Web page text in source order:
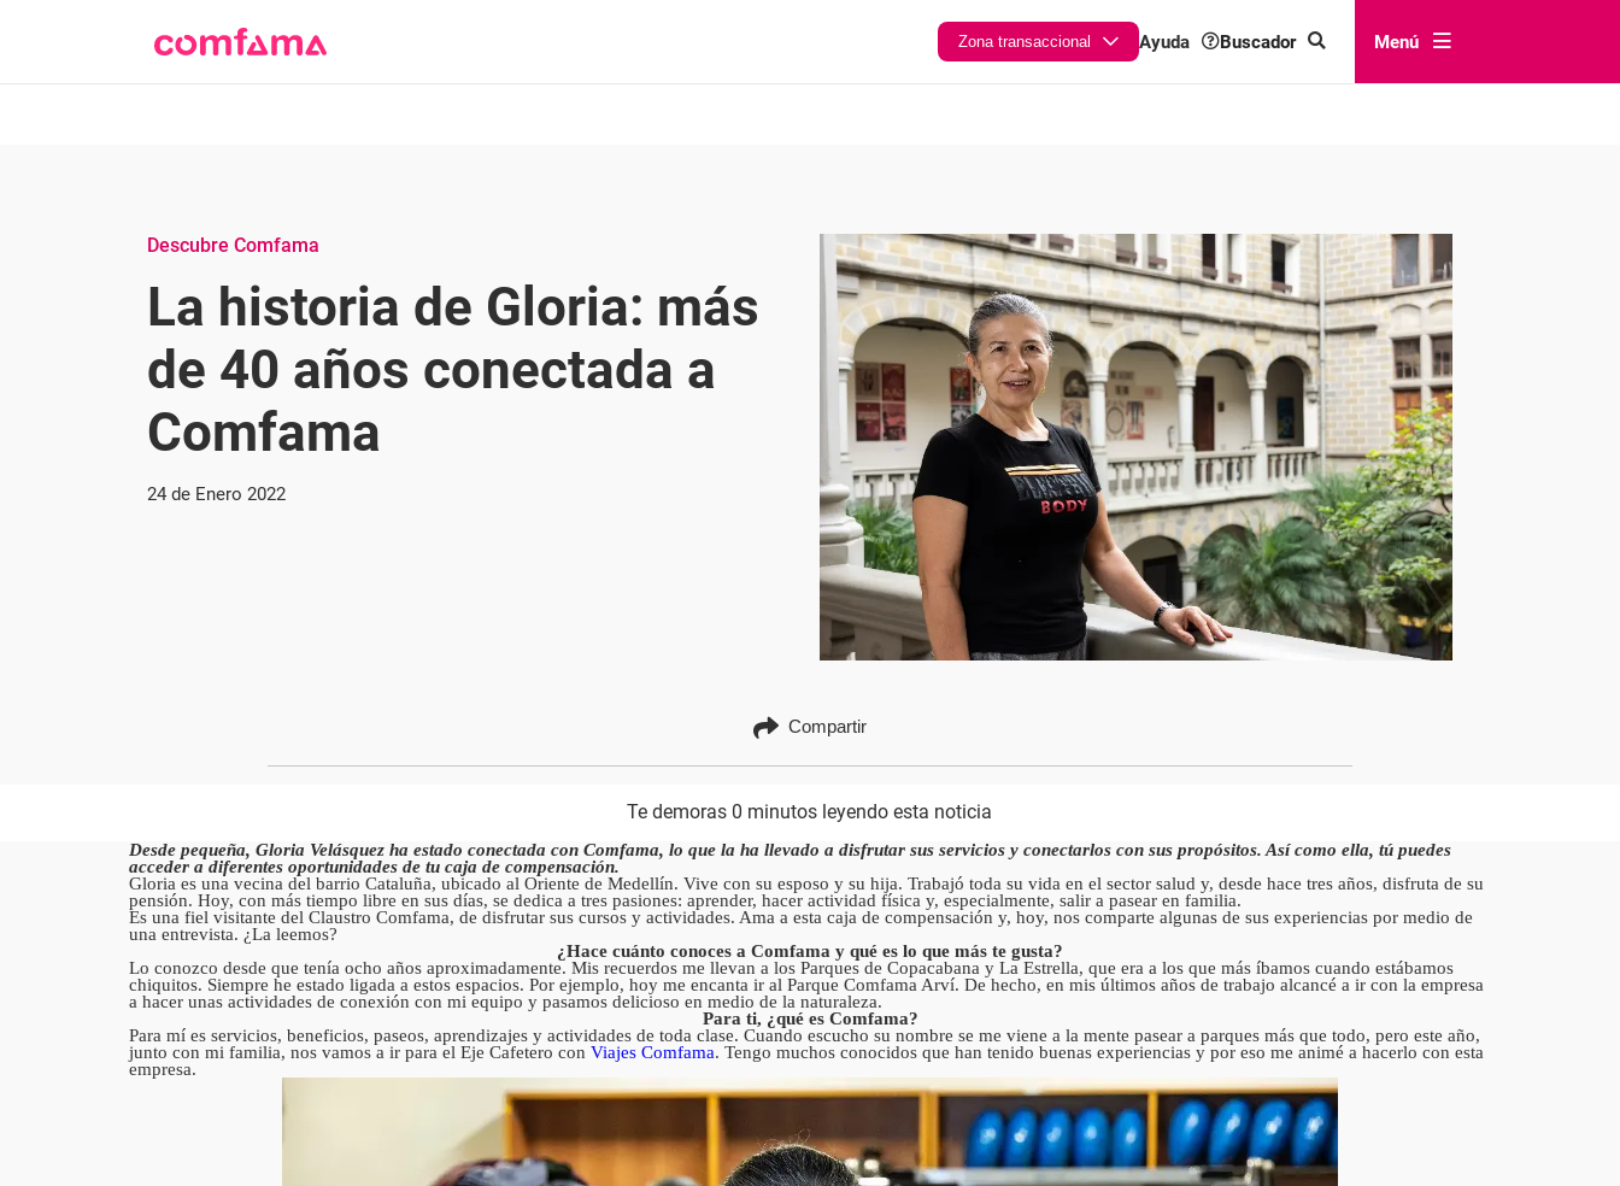
Zona transaccional Ayuda Buscador Menú
Descubre Comfama
La historia de Gloria: más
de 40 años conectada a
Comfama
24 de Enero 2022
Compartir
Te demoras 0 minutos leyendo esta noticia
Desde pequeña, Gloria Velásquez ha estado conectada con Comfama, lo que la ha llevado a disfrutar sus servicios y conectarlos con sus propósitos. Así como ella, tú puedes
acceder a diferentes oportunidades de tu caja de compensación.
Gloria es una vecina del barrio Cataluña, ubicado al Oriente de Medellín. Vive con su esposo y su hija. Trabajó toda su vida en el sector salud y, desde hace tres años, disfruta de su
pensión. Hoy, con más tiempo libre en sus días, se dedica a tres pasiones: aprender, hacer actividad física y, especialmente, salir a pasear en familia.
Es una fiel visitante del Claustro Comfama, de disfrutar sus cursos y actividades. Ama a esta caja de compensación y, hoy, nos comparte algunas de sus experiencias por medio de
una entrevista. ¿La leemos?
¿Hace cuánto conoces a Comfama y qué es lo que más te gusta?
Lo conozco desde que tenía ocho años aproximadamente. Mis recuerdos me llevan a los Parques de Copacabana y La Estrella, que era a los que más íbamos cuando estábamos
chiquitos. Siempre he estado ligada a estos espacios. Por ejemplo, hoy me encanta ir al Parque Comfama Arví. De hecho, en mis últimos años de trabajo alcancé a ir con la empresa
a hacer unas actividades de conexión con mi equipo y pasamos delicioso en medio de la naturaleza.
Para ti, ¿qué es Comfama?
Para mí es servicios, beneficios, paseos, aprendizajes y actividades de toda clase. Cuando escucho su nombre se me viene a la mente pasear a parques más que todo, pero este año,
junto con mi familia, nos vamos a ir para el Eje Cafetero con Viajes Comfama. Tengo muchos conocidos que han tenido buenas experiencias y por eso me animé a hacerlo con esta
empresa.